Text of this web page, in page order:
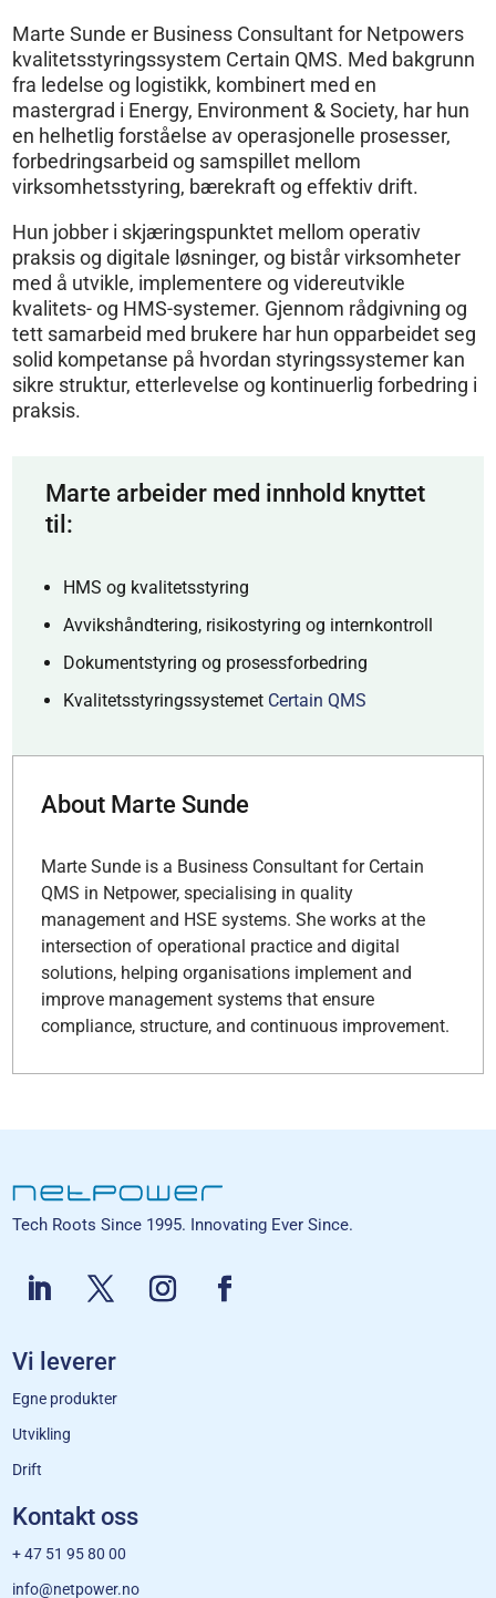
Marte Sunde er Business Consultant for Netpowers
kvalitetsstyringssystem Certain QMS. Med bakgrunn
fra ledelse og logistikk, kombinert med en
mastergrad i Energy, Environment & Society, har hun
en helhetlig forståelse av operasjonelle prosesser,
forbedringsarbeid og samspillet mellom
virksomhetsstyring, bærekraft og effektiv drift.
Hun jobber i skjæringspunktet mellom operativ
praksis og digitale løsninger, og bistår virksomheter
med å utvikle, implementere og videreutvikle
kvalitets- og HMS-systemer. Gjennom rådgivning og
tett samarbeid med brukere har hun opparbeidet seg
solid kompetanse på hvordan styringssystemer kan
sikre struktur, etterlevelse og kontinuerlig forbedring i
praksis.
Marte arbeider med innhold knyttet
til:
HMS og kvalitetsstyring
Avvikshåndtering, risikostyring og internkontroll
Dokumentstyring og prosessforbedring
Kvalitetsstyringssystemet Certain QMS
About Marte Sunde
Marte Sunde is a Business Consultant for Certain
QMS in Netpower, specialising in quality
management and HSE systems. She works at the
intersection of operational practice and digital
solutions, helping organisations implement and
improve management systems that ensure
compliance, structure, and continuous improvement.
Tech Roots Since 1995. Innovating Ever Since.
Vi leverer
Egne produkter
Utvikling
Drift
Kontakt oss
+ 47 51 95 80 00
info@netpower.no